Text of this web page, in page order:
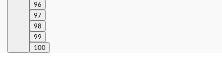
96
97
98
99
100